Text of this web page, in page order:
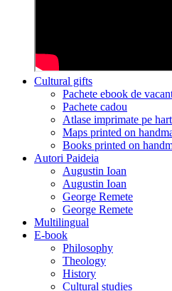
Cultural gifts
Pachete ebook de
Pachete cadou
Atlase imprimate pe
Maps printed on
Books printed on
Autori Paideia
Augustin Ioan
Augustin Ioan
George Remete
George Remete
Multilingual
E-book
Philosophy
Theology
History
Cultural studies